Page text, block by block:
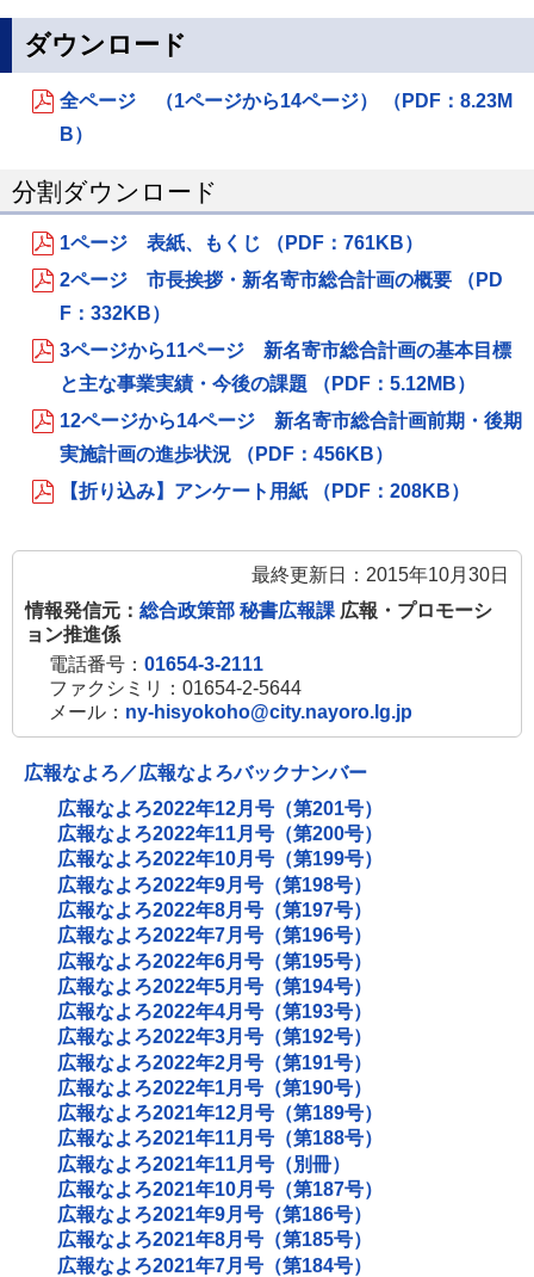
ダウンロード
全ページ （1ページから14ページ） （PDF：8.23M
B）
分割ダウンロード
1ページ 表紙、もくじ （PDF：761KB）
2ページ 市長挨拶・新名寄市総合計画の概要 （PD
F：332KB）
3ページから11ページ 新名寄市総合計画の基本目標
と主な事業実績・今後の課題 （PDF：5.12MB）
12ページから14ページ 新名寄市総合計画前期・後期
実施計画の進歩状況 （PDF：456KB）
【折り込み】アンケート用紙 （PDF：208KB）
最終更新日：2015年10月30日
情報発信元： 総合政策部 秘書広報課 広報・プロモーシ
ョン推進係
電話番号： 01654-3-2111
ファクシミリ：01654-2-5644
メール： ny-hisyokoho@city.nayoro.lg.jp
広報なよろ／広報なよろバックナンバー
広報なよろ2022年12月号（第201号）
広報なよろ2022年11月号（第200号）
広報なよろ2022年10月号（第199号）
広報なよろ2022年9月号（第198号）
広報なよろ2022年8月号（第197号）
広報なよろ2022年7月号（第196号）
広報なよろ2022年6月号（第195号）
広報なよろ2022年5月号（第194号）
広報なよろ2022年4月号（第193号）
広報なよろ2022年3月号（第192号）
広報なよろ2022年2月号（第191号）
広報なよろ2022年1月号（第190号）
広報なよろ2021年12月号（第189号）
広報なよろ2021年11月号（第188号）
広報なよろ2021年11月号（別冊）
広報なよろ2021年10月号（第187号）
広報なよろ2021年9月号（第186号）
広報なよろ2021年8月号（第185号）
広報なよろ2021年7月号（第184号）